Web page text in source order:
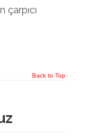
çarpıcı
Back to Top